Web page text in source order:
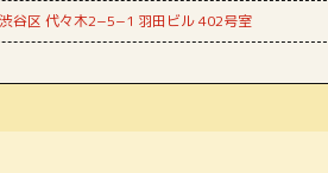
谷区 代々木2−5−1 羽田ビル 402号室